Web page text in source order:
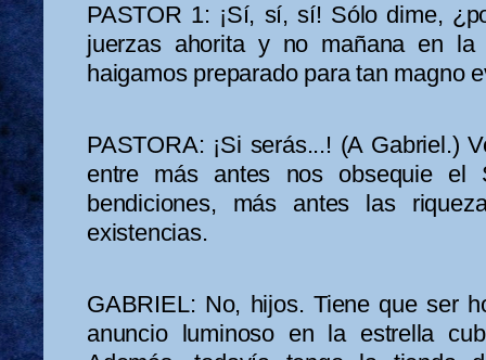
PASTOR 1: ¡Sí, sí, sí! Sólo dime,
juerzas ahorita y no mañana en la
haigamos preparado para tan magno
PASTORA: ¡Si serás...! (A Gabriel.)
entre más antes nos obsequie el
bendiciones, más antes las
existencias.
GABRIEL: No, hijos. Tiene que ser
anuncio luminoso en la estrella